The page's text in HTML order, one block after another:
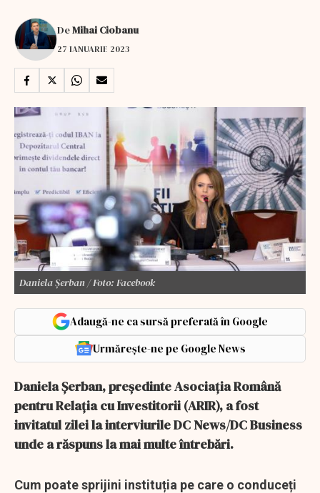
DeMihai Ciobanu
27 IANUARIE 2023
Daniela Șerban / Foto: Facebook
Adaugă-ne ca sursă preferată în Google
Urmărește-ne pe Google News
Daniela Șerban, președinte Asociația Română
pentru Relația cu Investitorii (ARIR), a fost
invitatul zilei la interviurile DC News/DC Business
unde a răspuns la mai multe întrebări.
Cum poate sprijini instituția pe care o conduceți